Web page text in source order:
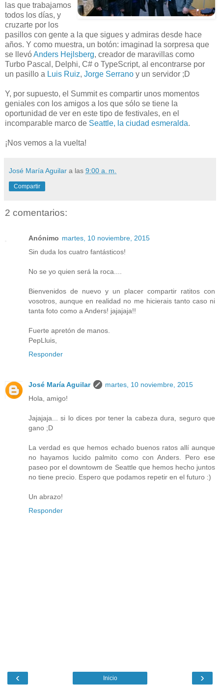
las que trabajamos
todos los días, y
cruzarte por los
pasillos con gente a la que sigues y admiras desde hace
años. Y como muestra, un botón: imaginad la sorpresa que
se llevóAnders Hejlsberg, creador de maravillas como
Turbo Pascal, Delphi, C# o TypeScript, al encontrarse por
un pasillo a Luis Ruiz, Jorge Serrano y un servidor ;D
Y, por supuesto, el Summit es compartir unos momentos
geniales con los amigos a los que sólo se tiene la
oportunidad de ver en este tipo de festivales, en el
incomparable marco de Seattle, la ciudad esmeralda.
¡Nos vemos a la vuelta!
José María Aguilar a las 9:00 a. m.
Compartir
2 comentarios:
Anónimo martes, 10 noviembre, 2015
Sin duda los cuatro fantásticos!
No se yo quien será la roca....
Bienvenidos de nuevo y un placer compartir ratitos con
vosotros, aunque en realidad no me hicierais tanto caso ni
tanta foto como a Anders! jajajaja!!
Fuerte apretón de manos.
PepLluis,
Responder
José María Aguilar
martes, 10 noviembre, 2015
Hola, amigo!
Jajajaja... si lo dices por tener la cabeza dura, seguro que
gano ;D
La verdad es que hemos echado buenos ratos allí aunque
no hayamos lucido palmito como con Anders. Pero ese
paseo por el downtowm de Seattle que hemos hecho juntos
no tiene precio. Espero que podamos repetir en el futuro :)
Un abrazo!
Responder
‹ ›
Inicio